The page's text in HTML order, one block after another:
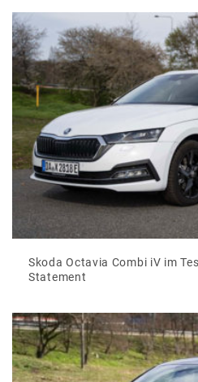
Skoda Octavia Combi iV im
Statement